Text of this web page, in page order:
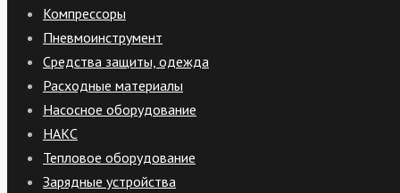
Компрессоры
Пневмоинструмент
Средства защиты, одежда
Расходные материалы
Насосное оборудование
НАКС
Тепловое оборудование
Зарядные устройства